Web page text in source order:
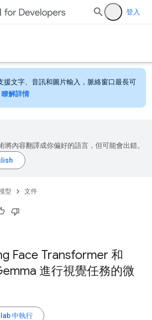
登入
援文字、音訊和圖片輸入，脈絡窗口最長可
瞭解詳情
將內容翻譯成你偏好的語言，但可能會出錯。
型 文件
Face Transformer 和
進行視覺任務的微
中執行